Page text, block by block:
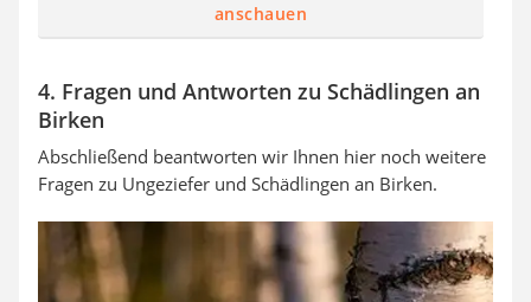
anschauen
4. Fragen und Antworten zu Schädlingen an
Birken
Abschließend beantworten wir Ihnen hier noch weitere
Fragen zu Ungeziefer und Schädlingen an Birken.